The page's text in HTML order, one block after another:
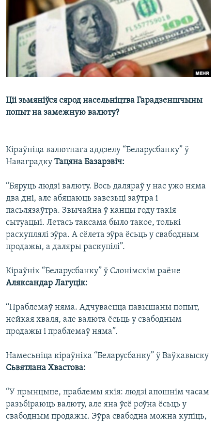
КУЛЬТУРА
КАЛЯНДАР
МОВА
НА ХВАЛЯХ СВАБОДЫ
Ціі зьмяніўся сярод насельніцтва Гарадзеншчыны
попыт на замежную валюту?
Кіраўніца валютнага аддзелу “Беларусбанку” ў
Наваградку Тацяна Базарэвіч:
“Бяруць людзі валюту. Вось даляраў у нас ужо няма
два дні, але абяцаюць завезьці заўтра і
пасьлязаўтра. Звычайна ў канцы году такія
сытуацыі. Летась таксама было такое, толькі
раскуплялі эўра. А сёлета эўра ёсьць у свабодным
продажы, а даляры раскупілі”.
Кіраўнік “Беларусбанку” ў Слонімскім раёне
Аляксандар Лагуцік:
“Праблемаў няма. Адчуваецца павышаны попыт,
нейкая хваля, але валюта ёсьць у свабодным
продажы і праблемаў няма”.
Намесьніца кіраўніка “Беларусбанку” ў Ваўкавыску
Сьвятлана Хвастова:
“У прынцыпе, праблемы якія: людзі апошнім часам
разьбіраюць валюту, але яна ўсё роўна ёсьць у
свабодным продажы. Эўра свабодна можна купіць,